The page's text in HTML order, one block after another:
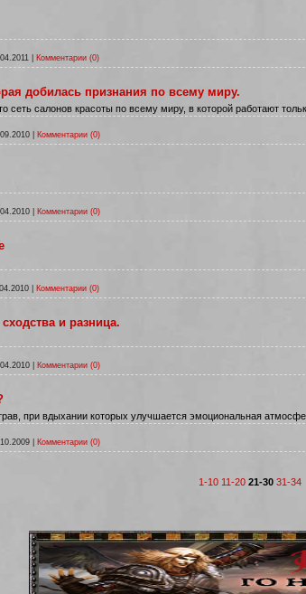
Комментарии (0)
добилась признания по всему миру.
сеть салонов красоты по всему миру, в которой работают
Комментарии (0)
Комментарии (0)
Комментарии (0)
и разница.
Комментарии (0)
при вдыхании которых улучшается эмоциональная
Комментарии (0)
1-10 11-20 21-30 31-34